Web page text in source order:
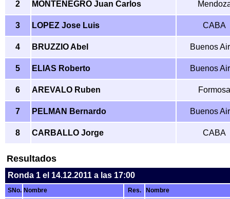
2 MONTENEGRO Juan Carlos
3 LOPEZ Jose Luis CABA
4 BRUZZIO Abel Buenos
5 ELIAS Roberto Buenos
6 AREVALO Ruben Formosa
7 PELMAN Bernardo Buenos
8 CARBALLO Jorge CABA
Resultados
Ronda 1 el 14.12.2011 a las 17:00
SNo. Nombre Res.
Nombre